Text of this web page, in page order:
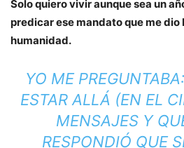
Solo quiero vivir aunque sea un
predicar ese mandato que me dio
humanidad.
YO ME
ESTAR ALLÁ (EN EL
MENSAJES Y
RESPONDIÓ QUE